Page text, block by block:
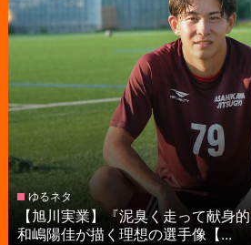
ゆるネタ
【旭川実業】『泥臭く走って献身
和嶋陽佳が描く理想の選手像【...